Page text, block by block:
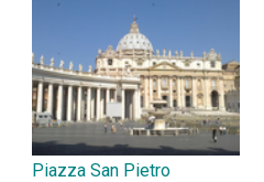
Piazza San Pietro